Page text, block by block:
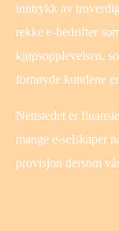
inntrykk av
rekke e-bedrifter
kjøpsopplevelsen,
fornøyde kundene
Nettstedet er
mange e-selskaper
provisjon dersom